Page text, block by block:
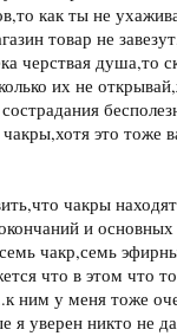
как ты не
товар не
черствая душа,то
их не
это тоже
чакры
и
чакр,семь
что в этом что
ним у меня тоже
я уверен никто не